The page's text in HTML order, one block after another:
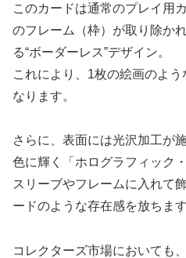
このカードは通常のプレイ用
のフレーム（枠）が取り除か
る“ボーダーレス”デザイン。
これにより、1枚の絵画のよ
なります。
さらに、表面には光沢加工が
色に輝く「ホログラフィック
スリーブやフレームに入れて
ードのような存在感を放ちます
コレクターズ市場においても